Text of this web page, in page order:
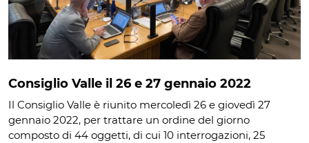
Consiglio Valle il 26 e 27 gennaio 2022
Il Consiglio Valle è riunito mercoledì 26 e giovedì 27
gennaio 2022, per trattare un ordine del giorno
composto di 44 oggetti, di cui 10 interrogazioni, 25